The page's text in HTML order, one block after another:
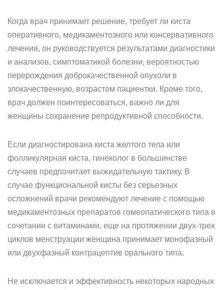
Когда врач принимает решение, требует ли киста
оперативного, медикаментозного или консервативного
лечения, он руководствуется результатами диагностики
и анализов, симптоматикой болезни, вероятностью
перерождения доброкачественной опухоли в
злокачественную, возрастом пациентки. Кроме того,
врач должен поинтересоваться, важно ли для
женщины сохранение репродуктивной способности.
Если диагностирована киста желтого тела или
фолликулярная киста, гинеколог в большинстве
случаев предпочитает выжидательную тактику. В
случае функциональной кисты без серьезных
осложнений врачи рекомендуют лечение с помощью
медикаментозных препаратов гомеопатического типа в
сочетании с витаминами, еще на протяжении двух-трех
циклов менструации женщина принимает монофазный
или двухфазный контрацептив орального типа.
Не исключается и эффективность некоторых народных